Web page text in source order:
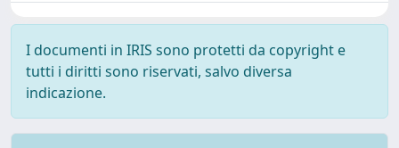
I documenti in IRIS sono protetti da copyright e
tutti i diritti sono riservati, salvo diversa
indicazione.